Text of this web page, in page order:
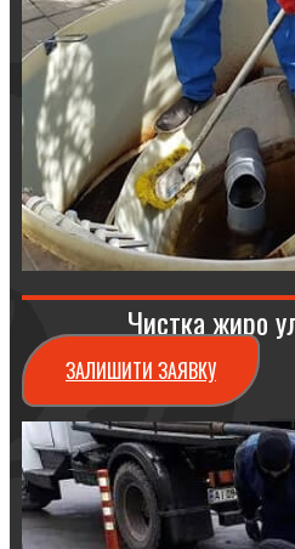
Чистка жиро
ЗАЛИШИТИ ЗАЯВКУ